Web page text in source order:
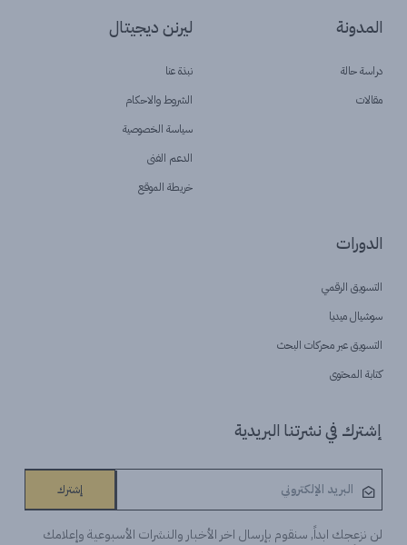
المدونة
دراسة حالة
مقالات
ليرنن ديجيتال
نبذة عنا
الشروط والاحكام
سياسة الخصوصية
الدعم الفنى
خريطة الموقع
الدورات
التسويق الرقمي
سوشيال ميديا
التسويق عبر محركات البحث
كتابة المحتوى
إشترك في نشرتنا البريدية
إشترك
لن نزعجك ابداً, سنقوم بإرسال اخر الأخبار والنشرات الأسبوعية وإعلامك